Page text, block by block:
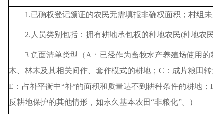
1.已确权登记颁证的农民无需填报非确权面积；村组未
2.人员类别包括：拥有耕地承包权的种地农民(种地农
3.负面清单类型（A：已经作为畜牧水产养殖场使用的
木、林木及其相关间作、套作模式的耕地；C：成片粮田转
E：占补平衡中“补”的面积和质量达不到耕种条件的耕地；
反耕地保护的其他情形，如永久基本农田“非粮化”。）